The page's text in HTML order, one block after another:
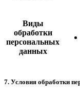
Виды
обработки
персональных
данных
7. Условия обработки